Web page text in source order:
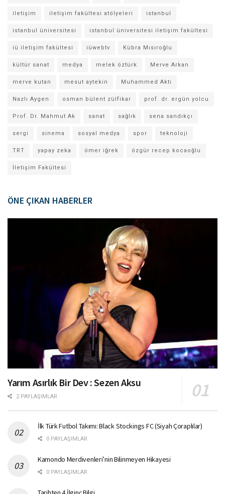
iletişim iletişim fakültesi atölyeleri istanbul
istanbul üniversitesi istanbul üniversitesi iletişim fakültesi
iü iletişim fakültesi iüwebtv Kübra Mısıroğlu
kültür sanat medya melek öztürk Merve Arkan
merve kutan mesut aytekin Muhammed Aktı
Nazlı Aygen osman bülent zülfikar prof. dr. ergün yolcu
Prof. Dr. Mahmut Ak sanat sağlık sena sandıkçı
sergi sinema sosyal medya spor teknoloji
TRT yapay zeka ömer iğrek özgür recep kocaoğlu
İletişim Fakültesi
ÖNE ÇIKAN HABERLER
Yarım Asırlık Bir Dev : Sezen Aksu
2 PAYLAŞIMLAR
İlk Türk Futbol Takımı: Black Stockings FC (Siyah Çoraplılar)
0 PAYLAŞIMLAR
Kamondo Merdivenleri’nin Bilinmeyen Hikayesi
0 PAYLAŞIMLAR